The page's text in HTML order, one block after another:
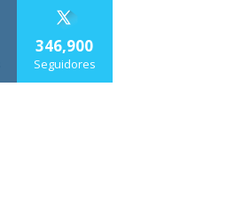
346,900
Seguidores